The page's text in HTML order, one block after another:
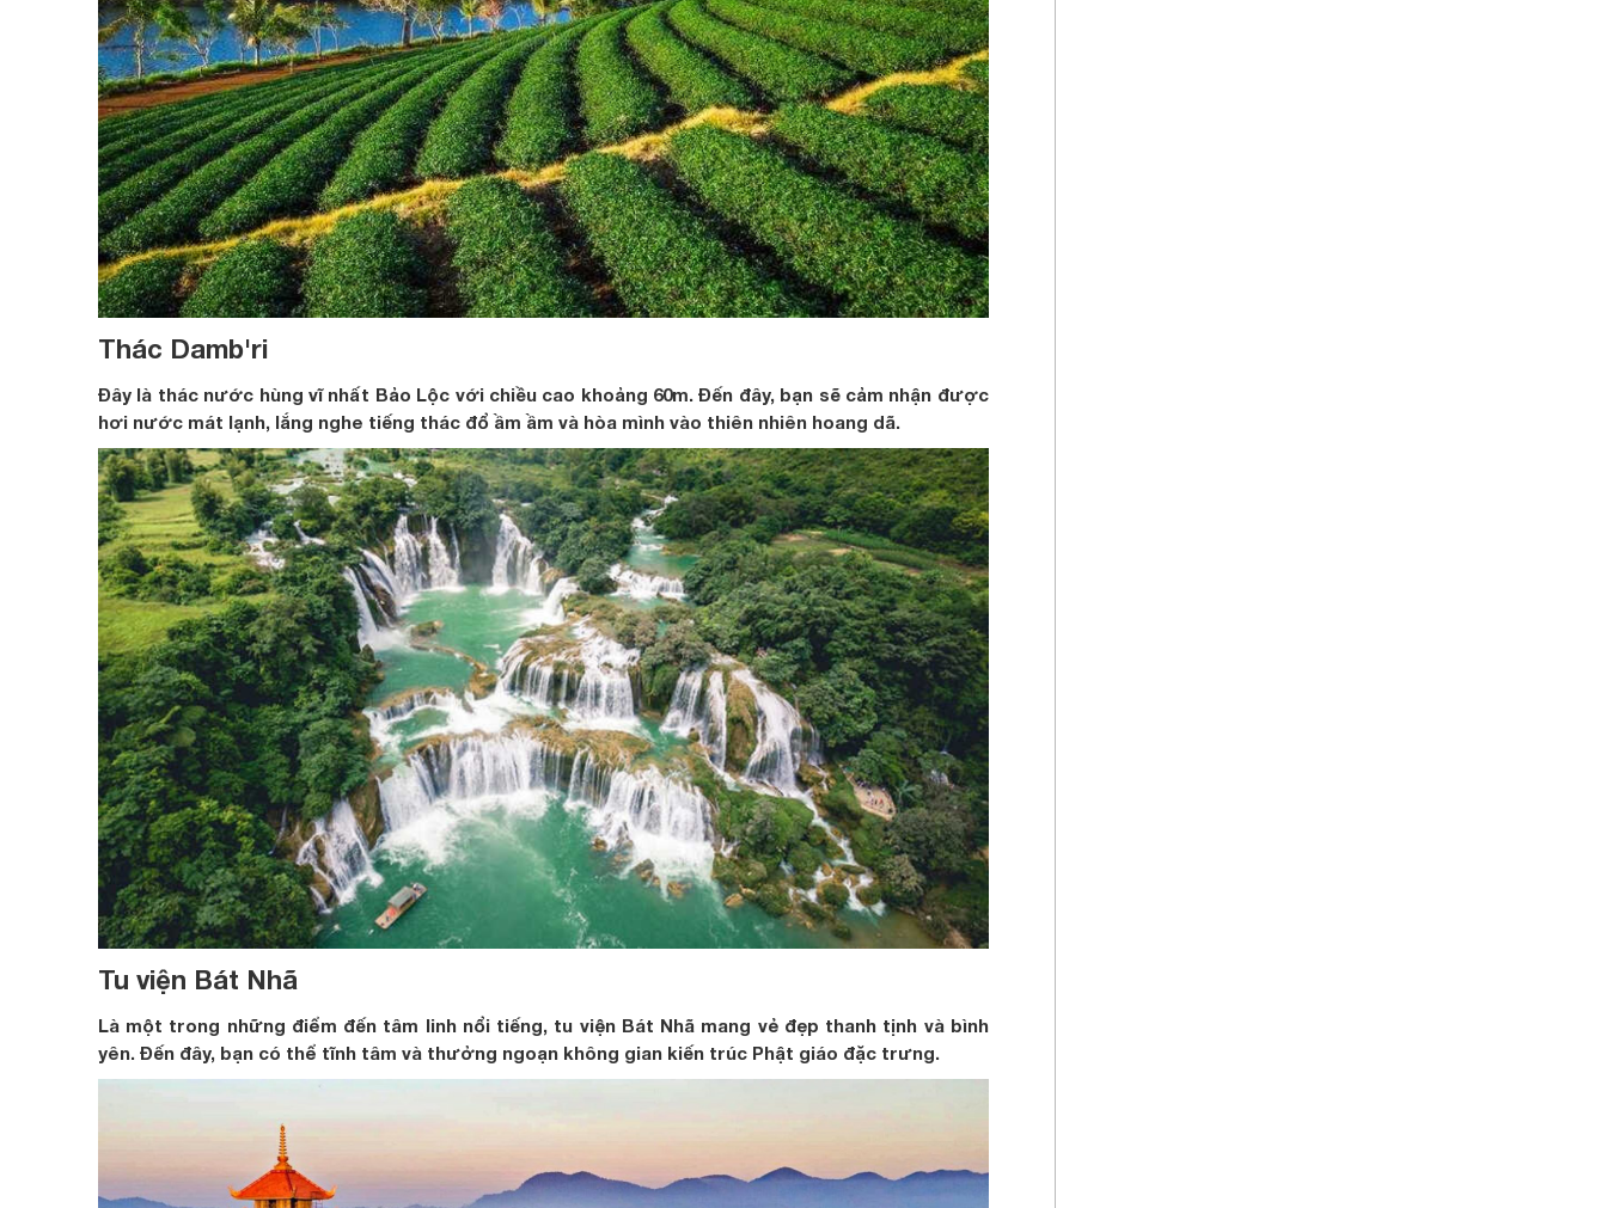
Thác Damb'ri
Đây là thác nước hùng vĩ nhất Bảo Lộc với chiều cao khoảng 60m. Đến đây, bạn sẽ cảm nhận được
hơi nước mát lạnh, lắng nghe tiếng thác đổ ầm ầm và hòa mình vào thiên nhiên hoang dã.
Tu viện Bát Nhã
Là một trong những điểm đến tâm linh nổi tiếng, tu viện Bát Nhã mang vẻ đẹp thanh tịnh và bình
yên. Đến đây, bạn có thể tĩnh tâm và thưởng ngoạn không gian kiến trúc Phật giáo đặc trưng.